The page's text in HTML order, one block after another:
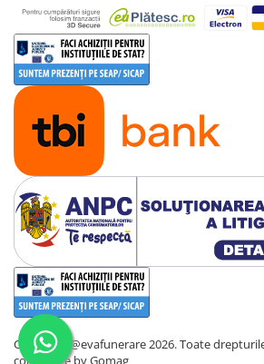
Copyright @evafunerare 2026. Toate
commerce by Gomag